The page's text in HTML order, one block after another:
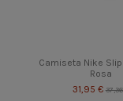
Camiseta Nike Slip
Rosa
31,95 €